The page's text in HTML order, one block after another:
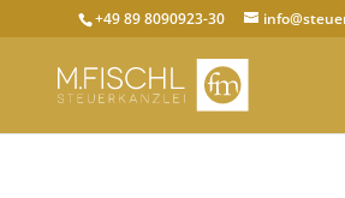
+49 89 8090923-30